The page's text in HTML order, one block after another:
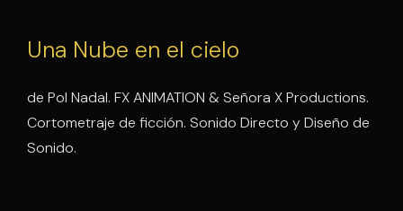
Una Nube en el cielo
de Pol Nadal. FX ANIMATION & Señora X Productions.
Cortometraje de ficción. Sonido Directo y Diseño de
Sonido.